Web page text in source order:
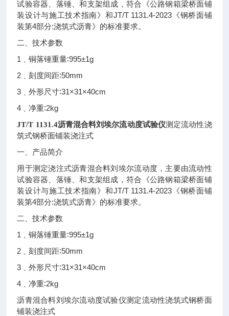
试验容器、落锤、和支架组成，符合《公路钢箱梁桥面铺
装设计与施工技术指南》和JT/T 1131.4-2023 《钢桥面铺
装第4部分:浇筑式沥青》的标准要求。
二、技术参数
1 ﹑铜落锤重量∶995±1g
2 ﹑刻度间距∶50mm
3 ﹑外形尺寸∶31×31×40cm
4 ﹑净重∶2kg
JT/T 1131.4沥青混合料刘埃尔流动度试验仪测定流动性浇
筑式钢桥面铺装浇注式
一、产品简介
用于测定浇注式沥青混合料刘埃尔流动度，主要由流动性
试验容器、落锤、和支架组成，符合《公路钢箱梁桥面铺
装设计与施工技术指南》和JT/T 1131.4-2023 《钢桥面铺
装第4部分:浇筑式沥青》的标准要求。
二、技术参数
1 ﹑铜落锤重量∶995±1g
2 ﹑刻度间距∶50mm
3 ﹑外形尺寸∶31×31×40cm
4 ﹑净重∶2kg
沥青混合料刘埃尔流动度试验仪测定流动性浇筑式钢桥面
铺装浇注式